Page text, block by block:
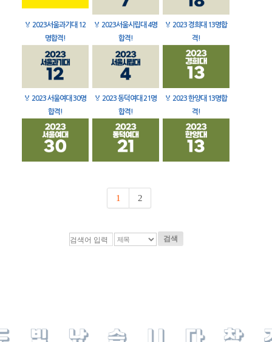
🏅 2023서울과기대 12
명합격!
🏅 2023서울시립대 4명
합격!
🏅 2023 경희대 13명합
격!
🏅 2023 서울여대 30명
합격!
🏅 2023 동덕여대 21명
합격!
🏅 2023 한양대 13명합
격!
1 2
검색